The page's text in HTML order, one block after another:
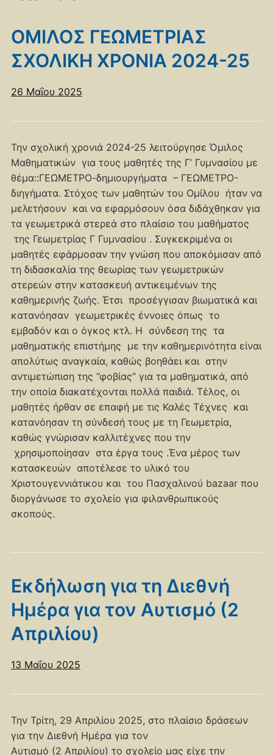
ΟΜΙΛΟΣ ΓΕΩΜΕΤΡΙΑΣ
ΣΧΟΛΙΚΗ ΧΡΟΝΙΑ 2024-25
26 Μαΐου 2025
Την σχολική χρονιά 2024-25 λειτούργησε Όμιλος
Μαθηματικών για τους μαθητές της Γ’ Γυμνασίου με
θέμα::ΓΕΩΜΕΤΡΟ-δημιουργήματα – ΓΕΩΜΕΤΡΟ-
διηγήματα. Στόχος των μαθητών του Ομίλου ήταν να
μελετήσουν και να εφαρμόσουν όσα διδάχθηκαν για
τα γεωμετρικά στερεά στο πλαίσιο του μαθήματος
της Γεωμετρίας Γ Γυμνασίου . Συγκεκριμένα οι
μαθητές εφάρμοσαν την γνώση που αποκόμισαν από
τη διδασκαλία της θεωρίας των γεωμετρικών
στερεών στην κατασκευή αντικειμένων της
καθημερινής ζωής. Έτσι προσέγγισαν βιωματικά και
κατανόησαν γεωμετρικές έννοιες όπως το
εμβαδόν και ο όγκος κτλ. Η σύνδεση της τα
μαθηματικής επιστήμης με την καθημερινότητα είναι
απολύτως αναγκαία, καθώς βοηθάει και στην
αντιμετώπιση της ‘’φοβίας’’ για τα μαθηματικά, από
την οποία διακατέχονται πολλά παιδιά. Τέλος, οι
μαθητές ήρθαν σε επαφή με τις Καλές Τέχνες και
κατανόησαν τη σύνδεσή τους με τη Γεωμετρία,
καθώς γνώρισαν καλλιτέχνες που την
χρησιμοποίησαν στα έργα τους .Ένα μέρος των
κατασκευών αποτέλεσε το υλικό του
Χριστουγεννιάτικου και του Πασχαλινού bazaar που
διοργάνωσε το σχολείο για φιλανθρωπικούς
σκοπούς.
Εκδήλωση για τη Διεθνή
Ημέρα για τον Αυτισμό (2
Απριλίου)
13 Μαΐου 2025
Την Τρίτη, 29 Απριλίου 2025, στο πλαίσιο δράσεων
για την Διεθνή Ημέρα για τον
Αυτισμό (2 Απριλίου) τo σχολείο μας είχε την